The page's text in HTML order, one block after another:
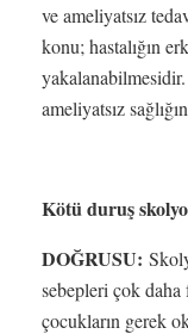
ve ameliyatsız
konu; hastalığın
ameliyatsız
Kötü duruş
DOĞRUSU:
sebepleri çok daha
çocukların gerek